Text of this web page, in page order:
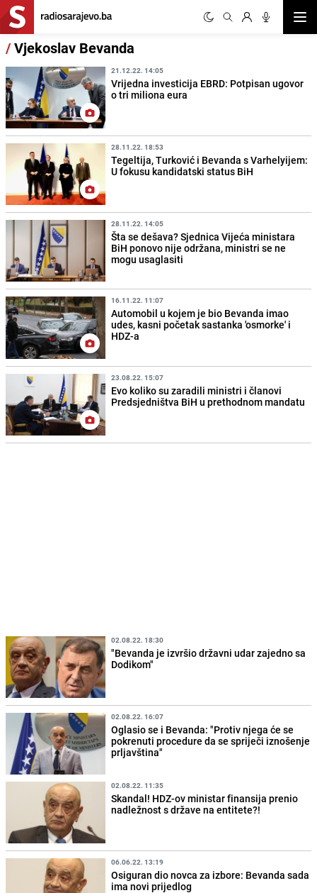
/Vjekoslav Bevanda
21.12.22. 14:05
Vrijedna investicija EBRD: Potpisan ugovor
o tri miliona eura
28.11.22. 18:53
Tegeltija, Turković i Bevanda s Varhelyijem:
U fokusu kandidatski status BiH
28.11.22. 14:05
Šta se dešava? Sjednica Vijeća ministara
BiH ponovo nije održana, ministri se ne
mogu usaglasiti
16.11.22. 11:07
Automobil u kojem je bio Bevanda imao
udes, kasni početak sastanka 'osmorke' i
HDZ-a
23.08.22. 15:07
Evo koliko su zaradili ministri i članovi
Predsjedništva BiH u prethodnom mandatu
02.08.22. 18:30
"Bevanda je izvršio državni udar zajedno sa
Dodikom"
02.08.22. 16:07
Oglasio se i Bevanda: "Protiv njega će se
pokrenuti procedure da se spriječi iznošenje
prljavština"
02.08.22. 11:35
Skandal! HDZ-ov ministar finansija prenio
nadležnost s države na entitete?!
06.06.22. 13:19
Osiguran dio novca za izbore: Bevanda sada
ima novi prijedlog